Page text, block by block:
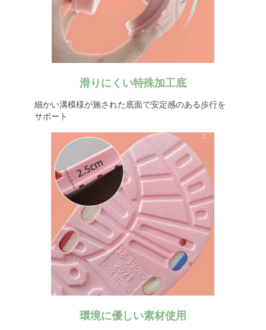
滑りにくい特殊加工底
細かい溝模様が施された底面で安定感のある歩行を
サポート
環境に優しい素材使用